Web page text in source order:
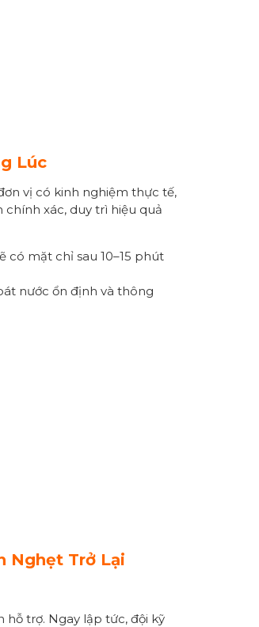
Lúc
vị có kinh nghiệm thực tế,
xác, duy trì hiệu quả
có mặt chỉ sau 10–15 phút
nước ổn định và thông
Nghẹt Trở Lại
trợ. Ngay lập tức, đội kỹ